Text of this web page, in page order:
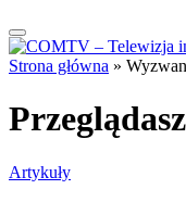
Strona główna »
Artykuły